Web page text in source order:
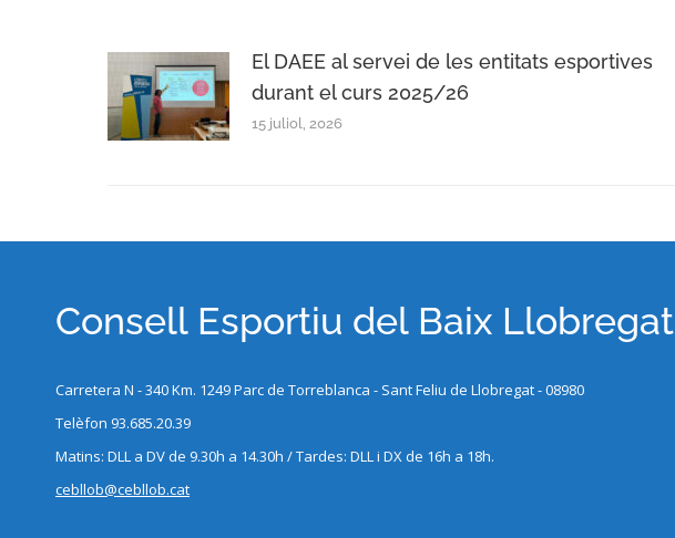
El DAEE al servei de les entitats esportives
durant el curs 2025/26
15 juliol, 2026
Consell Esportiu del Baix Llobregat
Carretera N - 340 Km. 1249 Parc de Torreblanca - Sant Feliu de Llobregat - 08980
Telèfon 93.685.20.39
Matins: DLL a DV de 9.30h a 14.30h / Tardes: DLL i DX de 16h a 18h.
cebllob@cebllob.cat